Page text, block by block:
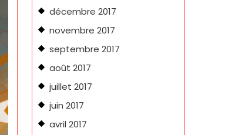
décembre 2017
novembre 2017
septembre 2017
août 2017
juillet 2017
juin 2017
avril 2017